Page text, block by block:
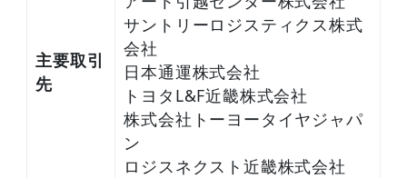
主要取引
先
サントリーロジスティクス株式
会社
日本通運株式会社
トヨタL&F近畿株式会社
株式会社トーヨータイヤジャパ
ン
ロジスネクスト近畿株式会社